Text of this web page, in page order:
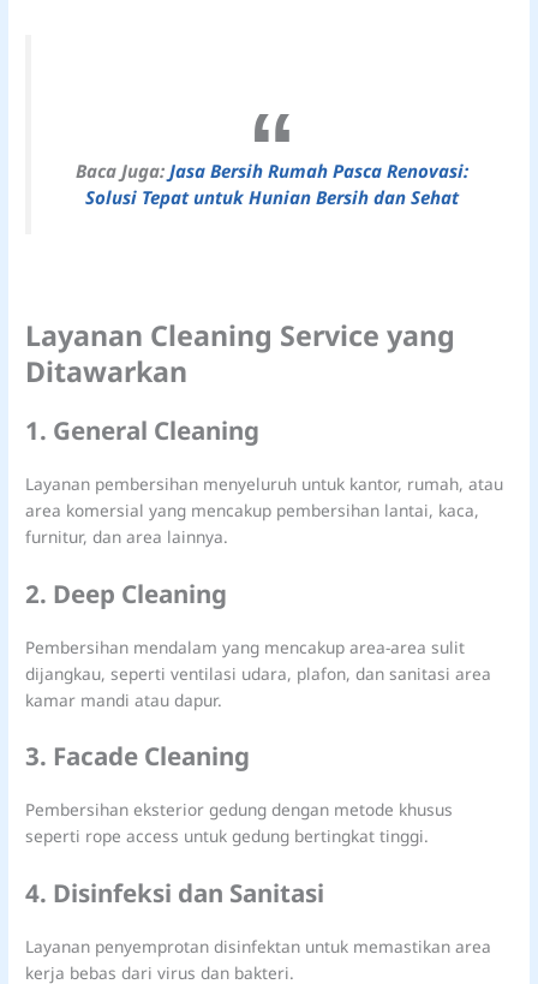
Baca Juga: Jasa Bersih Rumah Pasca Renovasi:
Solusi Tepat untuk Hunian Bersih dan Sehat
Layanan Cleaning Service yang
Ditawarkan
1. General Cleaning
Layanan pembersihan menyeluruh untuk kantor, rumah, atau
area komersial yang mencakup pembersihan lantai, kaca,
furnitur, dan area lainnya.
2. Deep Cleaning
Pembersihan mendalam yang mencakup area-area sulit
dijangkau, seperti ventilasi udara, plafon, dan sanitasi area
kamar mandi atau dapur.
3. Facade Cleaning
Pembersihan eksterior gedung dengan metode khusus
seperti rope access untuk gedung bertingkat tinggi.
4. Disinfeksi dan Sanitasi
Layanan penyemprotan disinfektan untuk memastikan area
kerja bebas dari virus dan bakteri.